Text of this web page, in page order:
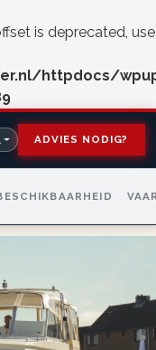
is deprecated, use
httpdocs/
ADVIES NODIG?